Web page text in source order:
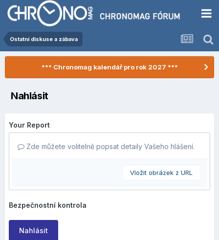
Ostatní diskuse a zábava
*** Chronomag kalendář pro rok 2027 ***
Nahlásit
Your Report
Zde můžete volitelně popsat detaily Vašeho hlášení.
Vložit obrázek z URL
Bezpečnostní kontrola
Nahlásit